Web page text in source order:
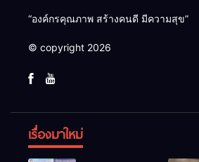
“องค์กรคุณภาพ สร้างคนดี มีความสุข”
© copyright 2026
เรื่องมาใหม่